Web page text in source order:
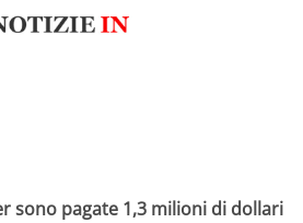
sono pagate 1,3 milioni di dollari